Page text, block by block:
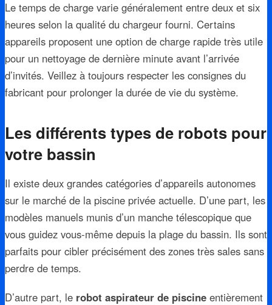
Le temps de charge varie généralement entre deux et six
heures selon la qualité du chargeur fourni. Certains
appareils proposent une option de charge rapide très utile
pour un nettoyage de dernière minute avant l’arrivée
d’invités. Veillez à toujours respecter les consignes du
fabricant pour prolonger la durée de vie du système.
Les différents types de robots pour
votre bassin
Il existe deux grandes catégories d’appareils autonomes
sur le marché de la piscine privée actuelle. D’une part, les
modèles manuels munis d’un manche télescopique que
vous guidez vous-même depuis la plage du bassin. Ils sont
parfaits pour cibler précisément des zones très sales sans
perdre de temps.
D’autre part, le robot aspirateur de piscine entièrement